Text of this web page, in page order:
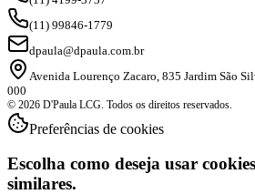
(11) 99846-1779
dpaula@dpaula.com.br
Avenida Lourenço Zacaro, 835 Jardim São
000
© 2026 D'Paula LCG. Todos os direitos reservados.
Preferências de cookies
Escolha como deseja usar
similares.